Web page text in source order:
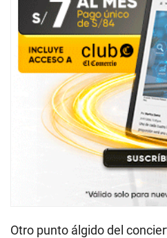
Otro punto álgido del